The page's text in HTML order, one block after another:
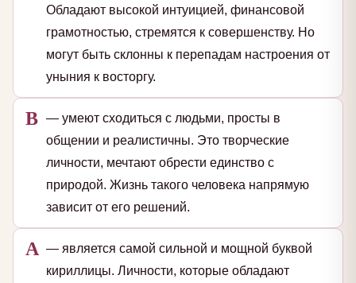
Обладают высокой интуицией, финансовой
грамотностью, стремятся к совершенству. Но
могут быть склонны к перепадам настроения от
уныния к восторгу.
В — умеют сходиться с людьми, просты в
общении и реалистичны. Это творческие
личности, мечтают обрести единство с
природой. Жизнь такого человека напрямую
зависит от его решений.
А — является самой сильной и мощной буквой
кириллицы. Личности, которые обладают